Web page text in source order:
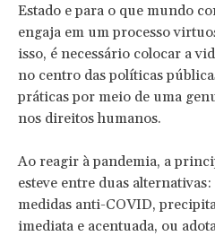
Estado e para o que mundo
engaja em um processo
isso, é necessário colocar a
no centro das políticas
práticas por meio de uma
nos direitos humanos.
Ao reagir à pandemia, a
esteve entre duas
medidas anti-COVID,
imediata e acentuada, ou